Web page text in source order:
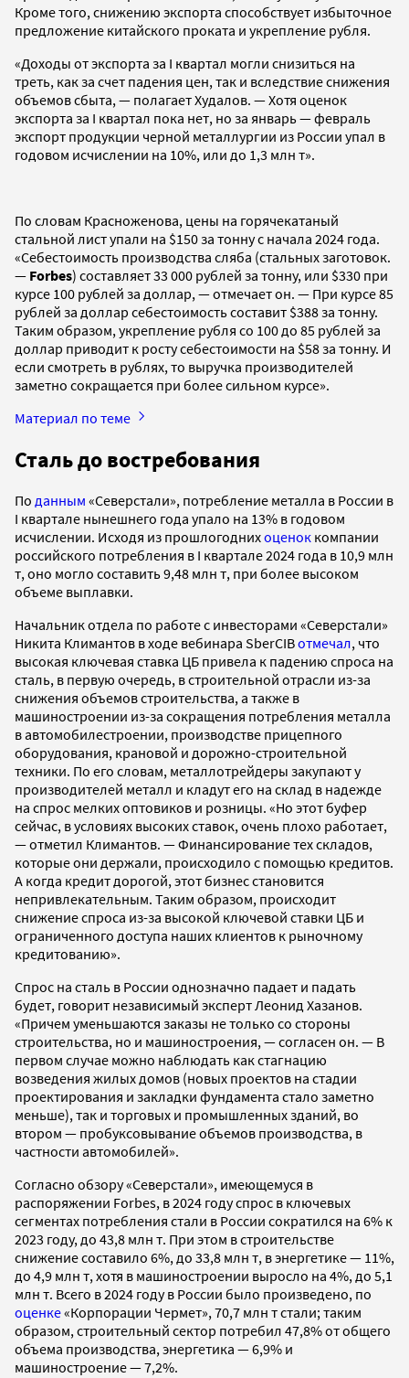
Кроме того, снижению экспорта способствует избыточное
предложение китайского проката и укрепление рубля.
«Доходы от экспорта за I квартал могли снизиться на
треть, как за счет падения цен, так и вследствие снижения
объемов сбыта, — полагает Худалов. — Хотя оценок
экспорта за I квартал пока нет, но за январь — февраль
экспорт продукции черной металлургии из России упал в
годовом исчислении на 10%, или до 1,3 млн т».
По словам Красноженова, цены на горячекатаный
стальной лист упали на $150 за тонну с начала 2024 года.
«Себестоимость производства сляба (стальных заготовок.
— Forbes) составляет 33 000 рублей за тонну, или $330 при
курсе 100 рублей за доллар, — отмечает он. — При курсе 85
рублей за доллар себестоимость составит $388 за тонну.
Таким образом, укрепление рубля со 100 до 85 рублей за
доллар приводит к росту себестоимости на $58 за тонну. И
если смотреть в рублях, то выручка производителей
заметно сокращается при более сильном курсе».
Материал по теме
Сталь до востребования
По данным «Северстали», потребление металла в России в
I квартале нынешнего года упало на 13% в годовом
исчислении. Исходя из прошлогоднихоценок компании
российского потребления в I квартале 2024 года в 10,9 млн
т, оно могло составить 9,48 млн т, при более высоком
объеме выплавки.
Начальник отдела по работе с инвесторами «Северстали»
Никита Климантов в ходе вебинара SberCIBотмечал, что
высокая ключевая ставка ЦБ привела к падению спроса на
сталь, в первую очередь, в строительной отрасли из-за
снижения объемов строительства, а также в
машиностроении из-за сокращения потребления металла
в автомобилестроении, производстве прицепного
оборудования, крановой и дорожно-строительной
техники. По его словам, металлотрейдеры закупают у
производителей металл и кладут его на склад в надежде
на спрос мелких оптовиков и розницы. «Но этот буфер
сейчас, в условиях высоких ставок, очень плохо работает,
— отметил Климантов. — Финансирование тех складов,
которые они держали, происходило с помощью кредитов.
А когда кредит дорогой, этот бизнес становится
непривлекательным. Таким образом, происходит
снижение спроса из-за высокой ключевой ставки ЦБ и
ограниченного доступа наших клиентов к рыночному
кредитованию».
Спрос на сталь в России однозначно падает и падать
будет, говорит независимый эксперт Леонид Хазанов.
«Причем уменьшаются заказы не только со стороны
строительства, но и машиностроения, — согласен он. — В
первом случае можно наблюдать как стагнацию
возведения жилых домов (новых проектов на стадии
проектирования и закладки фундамента стало заметно
меньше), так и торговых и промышленных зданий, во
втором — пробуксовывание объемов производства, в
частности автомобилей».
Согласно обзору «Северстали», имеющемуся в
распоряжении Forbes, в 2024 году спрос в ключевых
сегментах потребления стали в России сократился на 6% к
2023 году, до 43,8 млн т. При этом в строительстве
снижение составило 6%, до 33,8 млн т, в энергетике — 11%,
до 4,9 млн т, хотя в машиностроении выросло на 4%, до 5,1
млн т. Всего в 2024 году в России было произведено, по
оценке«Корпорации Чермет», 70,7 млн т стали; таким
образом, строительный сектор потребил 47,8% от общего
объема производства, энергетика — 6,9% и
машиностроение — 7,2%.